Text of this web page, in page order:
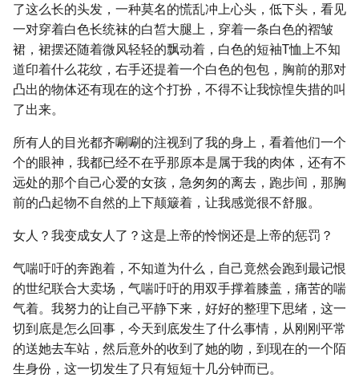
了这么长的头发，一种莫名的慌乱冲上心头，低下头，看见
一对穿着白色长统袜的白皙大腿上，穿着一条白色的褶皱
裙，裙摆还随着微风轻轻的飘动着，白色的短袖T恤上不知
道印着什么花纹，右手还提着一个白色的包包，胸前的那对
凸出的物体还有现在的这个打扮，不得不让我惊惶失措的叫
了出来。
所有人的目光都齐唰唰的注视到了我的身上，看着他们一个
个的眼神，我都已经不在乎那原本是属于我的肉体，还有不
远处的那个自己心爱的女孩，急匆匆的离去，跑步间，那胸
前的凸起物不自然的上下颠簸着，让我感觉很不舒服。
女人？我变成女人了？这是上帝的怜悯还是上帝的惩罚？
气喘吁吁的奔跑着，不知道为什么，自己竟然会跑到最记恨
的世纪联合大卖场，气喘吁吁的用双手撑着膝盖，痛苦的喘
气着。我努力的让自己平静下来，好好的整理下思绪，这一
切到底是怎么回事，今天到底发生了什么事情，从刚刚平常
的送她去车站，然后意外的收到了她的吻，到现在的一个陌
生身份，这一切发生了只有短短十几分钟而已。